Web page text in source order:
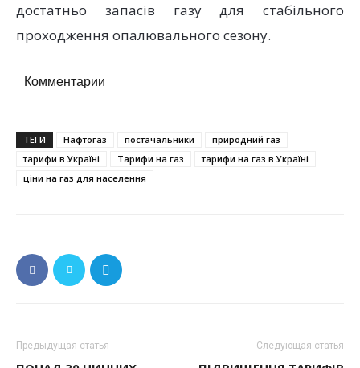
достатньо запасів газу для стабільного
проходження опалювального сезону.
Комментарии
ТЕГИ Нафтогаз постачальники
природний газ
тарифи в Україні
Тарифи на газ
тарифи на газ в Україні
ціни на газ для населення
Предыдущая статья Следующая статья